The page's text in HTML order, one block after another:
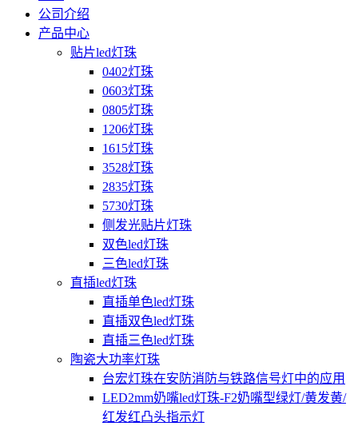
公司介绍
产品中心
贴片led灯珠
0402灯珠
0603灯珠
0805灯珠
1206灯珠
1615灯珠
3528灯珠
2835灯珠
5730灯珠
侧发光贴片灯珠
双色led灯珠
三色led灯珠
直插led灯珠
直插单色led灯珠
直插双色led灯珠
直插三色led灯珠
陶瓷大功率灯珠
台宏灯珠在安防消防与铁路信号灯中的应用
LED2mm奶嘴led灯珠-F2奶嘴型绿灯/黄发黄/
红发红凸头指示灯